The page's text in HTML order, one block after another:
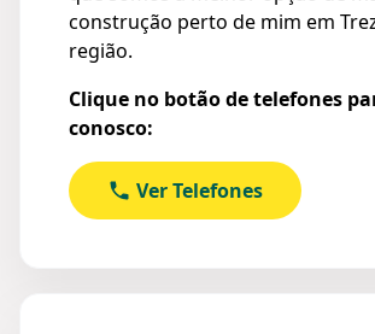
construção perto de mim em
região.
Clique no botão de telefones
conosco:
Ver Telefones